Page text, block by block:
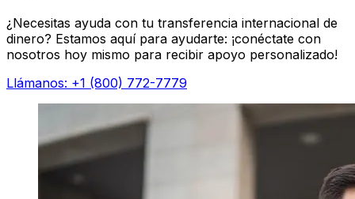
¿Necesitas ayuda con tu transferencia internacional de
dinero? Estamos aquí para ayudarte: ¡conéctate con
nosotros hoy mismo para recibir apoyo personalizado!
Llámanos: +1 (800) 772-7779